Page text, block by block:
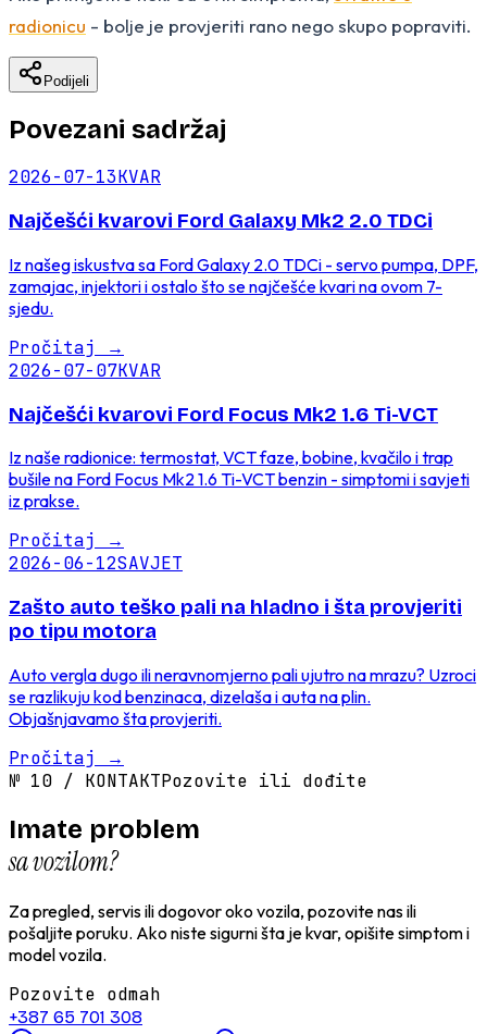
radionicu - bolje je provjeriti rano nego skupo popraviti.
Podijeli
Povezani sadržaj
2026-07-13KVAR
Najčešći kvarovi Ford Galaxy Mk2 2.0 TDCi
Iz našeg iskustva sa Ford Galaxy 2.0 TDCi - servo pumpa, DPF,
zamajac, injektori i ostalo što se najčešće kvari na ovom 7-
sjedu.
Pročitaj →
2026-07-07KVAR
Najčešći kvarovi Ford Focus Mk2 1.6 Ti-VCT
Iz naše radionice: termostat, VCT faze, bobine, kvačilo i trap
bušile na Ford Focus Mk2 1.6 Ti-VCT benzin - simptomi i savjeti
iz prakse.
Pročitaj →
2026-06-12SAVJET
Zašto auto teško pali na hladno i šta provjeriti
po tipu motora
Auto vergla dugo ili neravnomjerno pali ujutro na mrazu? Uzroci
se razlikuju kod benzinaca, dizelaša i auta na plin.
Objašnjavamo šta provjeriti.
Pročitaj →
№ 10 / KONTAKTPozovite ili dođite
Imate problem
sa vozilom?
Za pregled, servis ili dogovor oko vozila, pozovite nas ili
pošaljite poruku. Ako niste sigurni šta je kvar, opišite simptom i
model vozila.
Pozovite odmah
+387 65 701 308